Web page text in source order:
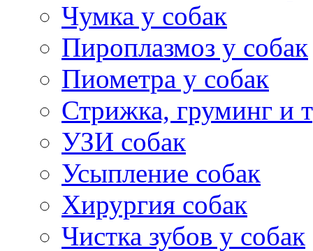
Чумка у собак
Пироплазмоз у собак
Пиометра у собак
Стрижка, груминг и
УЗИ собак
Усыпление собак
Хирургия собак
Чистка зубов у собак